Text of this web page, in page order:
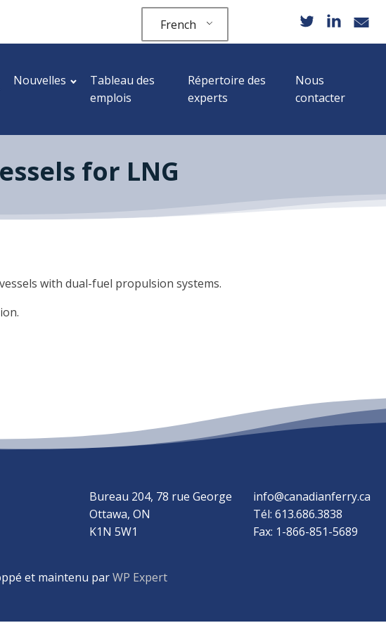
French
Nouvelles
Tableau des
emplois
Répertoire des
experts
Nous
contacter
for LNG
with dual-fuel propulsion systems.
Bureau 204, 78 rue George
Ottawa, ON
K1N 5W1
info@canadianferry.ca
Tél: 613.686.3838
Fax: 1-866-851-5689
et maintenu parWP Expert